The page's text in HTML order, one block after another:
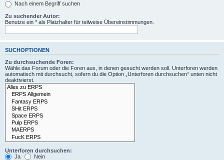
Nach einem Begriff suchen
Zu suchender Autor:
Benutze ein * als Platzhalter für teilweise Übereinstimmungen.
SUCHOPTIONEN
Zu durchsuchende Foren:
Wähle das Forum oder die Foren aus, in denen gesucht werden soll. Unterforen werden
automatisch mit durchsucht, sofern du die Option „Unterforen durchsuchen“ unten nicht
deaktivierst.
Unterforen durchsuchen:
Ja
Nein